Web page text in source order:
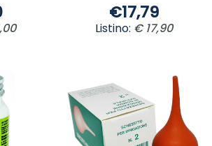
€17,79
Listino: € 17,90